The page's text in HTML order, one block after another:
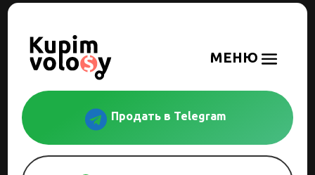
 Продать в Telegram